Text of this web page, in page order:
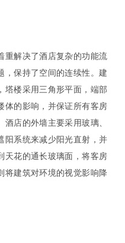
重解决了酒店复杂的功能流
，保持了空间的连续性。建
塔楼采用三角形平面，端部
体的影响，并保证所有客房
店的外墙主要采用玻璃、
阳系统来减少阳光直射，并
天花的通长玻璃面，将客房
将建筑对环境的视觉影响降